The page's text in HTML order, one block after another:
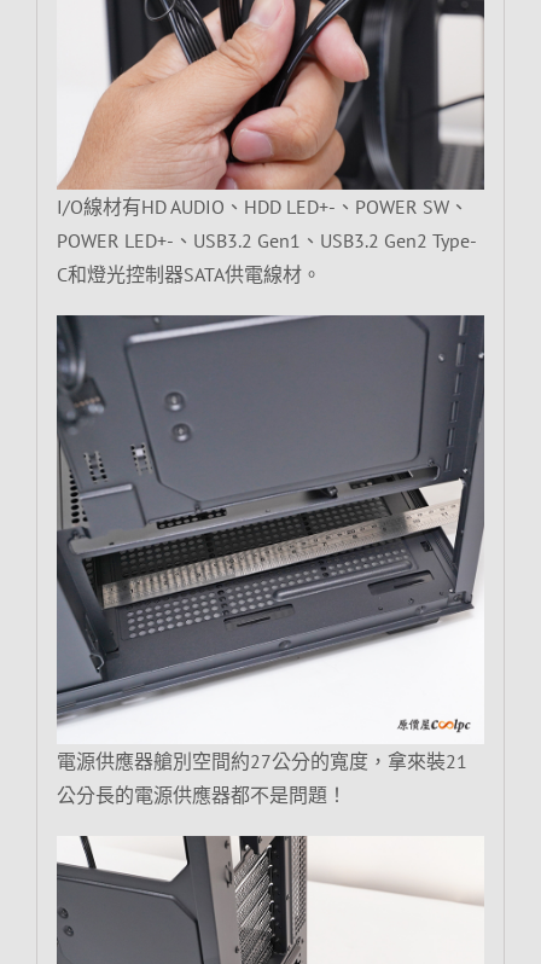
I/O線材有HD AUDIO、HDD LED+-、POWER SW、
POWER LED+-、USB3.2 Gen1、USB3.2 Gen2 Type-
C和燈光控制器SATA供電線材。
電源供應器艙別空間約27公分的寬度，拿來裝21
公分長的電源供應器都不是問題！